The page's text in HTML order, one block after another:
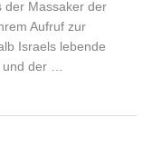
der Massaker der
Aufruf zur
Israels lebende
der …